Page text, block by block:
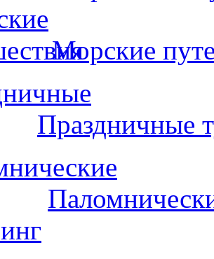
Морские
Праздничные